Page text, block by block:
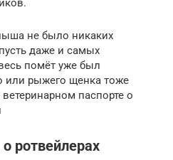
не было никаких
даже и самых
помёт уже был
или рыжего щенка тоже
паспорте о
ротвейлерах